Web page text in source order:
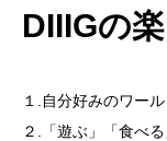
DIIIGの
１.自分好みのワー
２.「遊ぶ」「食べ